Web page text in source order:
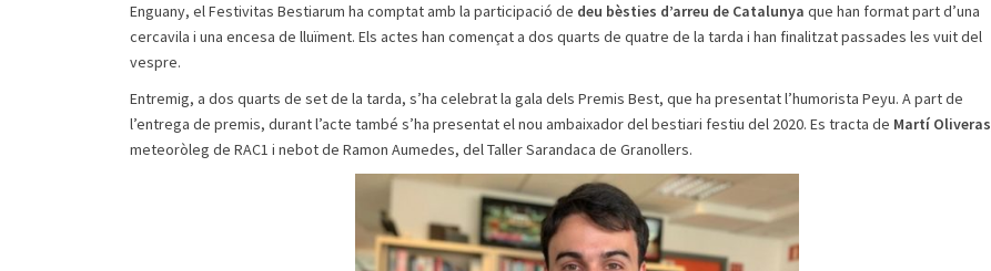
Enguany, el Festivitas Bestiarum ha comptat amb la participació de deu bèsties d’arreu de Catalunya que han format part d’una
cercavila i una encesa de lluïment. Els actes han començat a dos quarts de quatre de la tarda i han finalitzat passades les vuit del
vespre.
Entremig, a dos quarts de set de la tarda, s’ha celebrat la gala dels Premis Best, que ha presentat l’humorista Peyu. A part de
l’entrega de premis, durant l’acte també s’ha presentat el nou ambaixador del bestiari festiu del 2020. Es tracta de Martí Oliveras
meteoròleg de RAC1 i nebot de Ramon Aumedes, del Taller Sarandaca de Granollers.